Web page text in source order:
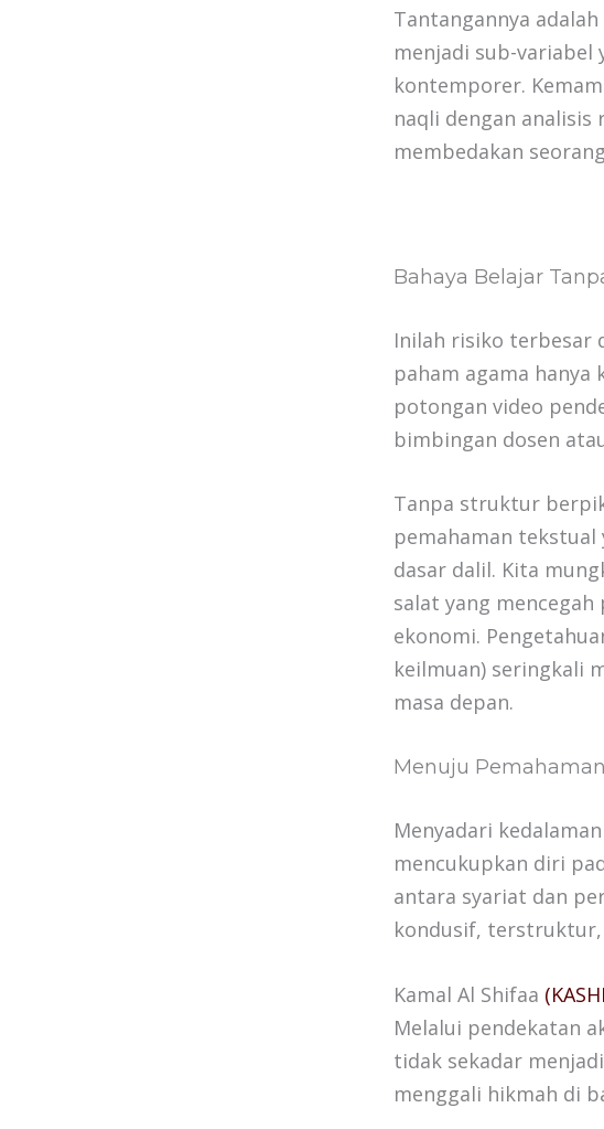
Tantangannya
menjadi sub-variabel
kontemporer.
naqli dengan
membedakan
Bahaya Belajar
Inilah risiko terbesar
paham agama
potongan video
bimbingan dosen
Tanpa struktur
pemahaman
dasar dalil. Kita
salat yang
ekonomi.
keilmuan) seringkali
masa depan.
Menuju
Menyadari
mencukupkan diri
antara syariat dan
kondusif, terstruktur,
Kamal Al Shifaa
Melalui pendekatan
tidak sekadar
menggali hikmah di